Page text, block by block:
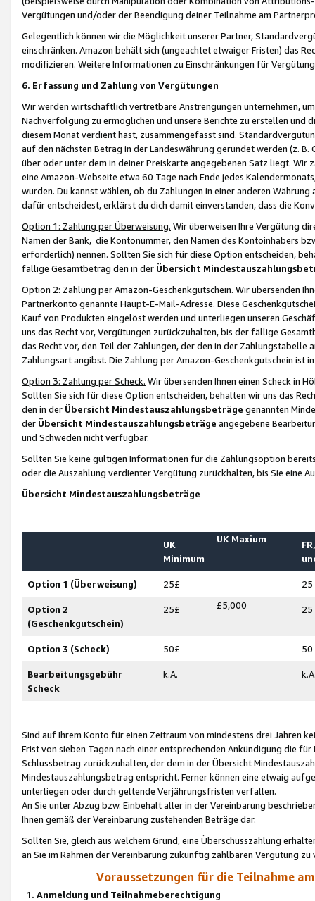
Vergütungen und/oder der Beendigung deiner Teilnahme am
Gelegentlich können wir die Möglichkeit unserer Partner,
einschränken. Amazon behält sich (ungeachtet etwaiger Fristen) das
modifizieren. Weitere Informationen zu Einschränkungen für
6. Erfassung und Zahlung von Vergütungen
Wir werden wirtschaftlich vertretbare Anstrengungen unternehmen,
Nachverfolgung zu ermöglichen und unsere Berichte zu erstellen und
diesem Monat verdient hast, zusammengefasst sind.
auf den nächsten Betrag in der Landeswährung gerundet werden (z.
über oder unter dem in deiner Preiskarte angegebenen Satz liegt.
eine Amazon-Webseite etwa 60 Tage nach Ende jedes
wurden. Du kannst wählen, ob du Zahlungen in einer anderen
dafür entscheidest, erklärst du dich damit einverstanden, dass die
Option 1: Zahlung per Überweisung. Wir überweisen Ihre Vergütung
Namen der Bank, die Kontonummer, den Namen des Kontoinhabers
erforderlich) nennen. Sollten Sie sich für diese Option entscheiden,
fällige Gesamtbetrag den in der Übersicht
Option 2: Zahlung per Amazon-Geschenkgutschein. Wir übersenden
Partnerkonto genannte Haupt-E-Mail-Adresse. Diese
Kauf von Produkten eingelöst werden und unterliegen unseren
uns das Recht vor, Vergütungen zurückzuhalten, bis der fällige
das Recht vor, den Teil der Zahlungen, der den in der
Zahlungsart angibst. Die Zahlung per Amazon-Geschenkgutschein ist
Option 3: Zahlung per Scheck. Wir übersenden Ihnen einen Scheck in
Sollten Sie sich für diese Option entscheiden, behalten wir uns das
den in der Übersicht Mindestauszahlungsbeträge genannten
der Übersicht Mindestauszahlungsbeträge angegebene
und Schweden nicht verfügbar.
Sollten Sie keine gültigen Informationen für die Zahlungsoption
oder die Auszahlung verdienter Vergütung zurückhalten, bis Sie
Übersicht Mindestauszahlungsbeträge
UK
Minimum
UK Maxium
Option 1 (Überweisung) 25£ 25
Option 2
(Geschenkgutschein)
25£ £5,000 25
Option 3 (Scheck) 50£ 50
Bearbeitungsgebühr
Scheck
k.A.
Sind auf Ihrem Konto für einen Zeitraum von mindestens drei Jahren
Frist von sieben Tagen nach einer entsprechenden Ankündigung die
Schlussbetrag zurückzuhalten, der dem in der Übersicht
Mindestauszahlungsbetrag entspricht. Ferner können eine etwaig
unterliegen oder durch geltende Verjährungsfristen verfallen.
An Sie unter Abzug bzw. Einbehalt aller in der Vereinbarung
Ihnen gemäß der Vereinbarung zustehenden Beträge dar.
Sollten Sie, gleich aus welchem Grund, eine Überschusszahlung
an Sie im Rahmen der Vereinbarung zukünftig zahlbaren Vergütung zu
Voraussetzungen für die Teilnahme
1. Anmeldung und Teilnahmeberechtigung